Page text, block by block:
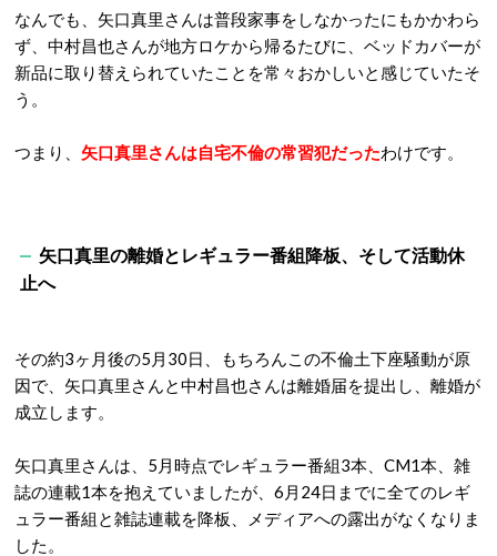
なんでも、矢口真里さんは普段家事をしなかったにもかかわら
ず、中村昌也さんが地方ロケから帰るたびに、ベッドカバーが
新品に取り替えられていたことを常々おかしいと感じていたそ
う。
つまり、 矢口真里さんは自宅不倫の常習犯だったわけです。
矢口真里の離婚とレギュラー番組降板、そして活動休
止へ
その約3ヶ月後の5月30日、もちろんこの不倫土下座騒動が原
因で、矢口真里さんと中村昌也さんは離婚届を提出し、離婚が
成立します。
矢口真里さんは、5月時点でレギュラー番組3本、CM1本、雑
誌の連載1本を抱えていましたが、6月24日までに全てのレギ
ュラー番組と雑誌連載を降板、メディアへの露出がなくなりま
した。